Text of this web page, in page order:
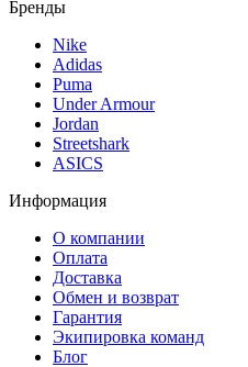
Бренды
Nike
Adidas
Puma
Under Armour
Jordan
Streetshark
ASICS
Информация
О компании
Оплата
Доставка
Обмен и возврат
Гарантия
Экипировка команд
Блог